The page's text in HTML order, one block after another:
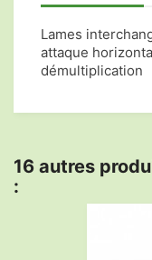
Lames
attaque
démultiplication
16 autres
: